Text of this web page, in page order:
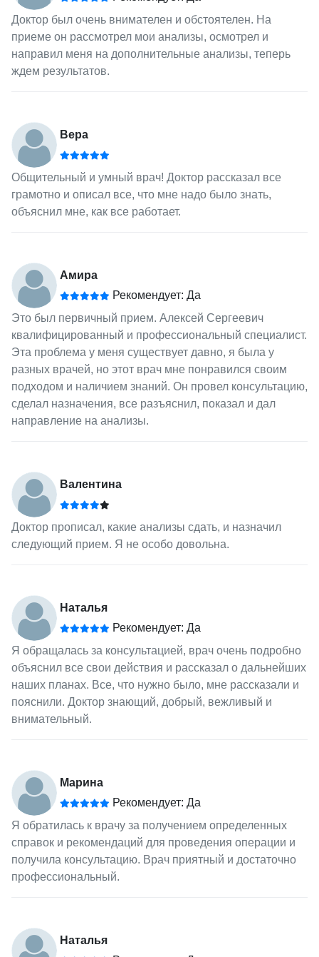
Доктор был очень внимателен и обстоятелен. На
приеме он рассмотрел мои анализы, осмотрел и
направил меня на дополнительные анализы, теперь
ждем результатов.
Вера
Общительный и умный врач! Доктор рассказал все
грамотно и описал все, что мне надо было знать,
объяснил мне, как все работает.
Амира
Рекомендует: Да
Это был первичный прием. Алексей Сергеевич
квалифицированный и профессиональный специалист.
Эта проблема у меня существует давно, я была у
разных врачей, но этот врач мне понравился своим
подходом и наличием знаний. Он провел консультацию,
сделал назначения, все разъяснил, показал и дал
направление на анализы.
Валентина
Доктор прописал, какие анализы сдать, и назначил
следующий прием. Я не особо довольна.
Наталья
Рекомендует: Да
Я обращалась за консультацией, врач очень подробно
объяснил все свои действия и рассказал о дальнейших
наших планах. Все, что нужно было, мне рассказали и
пояснили. Доктор знающий, добрый, вежливый и
внимательный.
Марина
Рекомендует: Да
Я обратилась к врачу за получением определенных
справок и рекомендаций для проведения операции и
получила консультацию. Врач приятный и достаточно
профессиональный.
Наталья